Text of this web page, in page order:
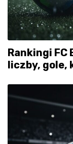
Rankingi FC
liczby, gole,